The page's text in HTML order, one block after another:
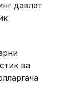
давлат
ва